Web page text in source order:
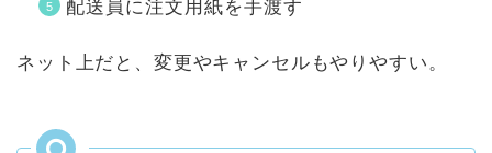
配送員に注文用紙を手渡す
ネット上だと、変更やキャンセルもやりやすい。